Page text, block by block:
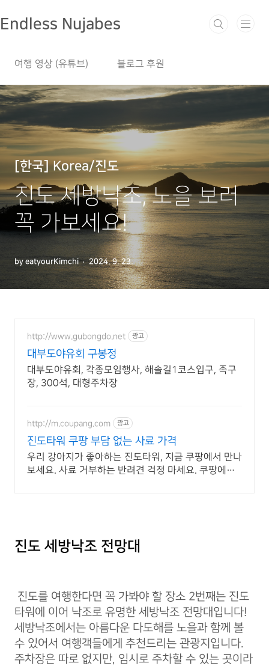
Endless Nujabes
여행 영상 (유튜브) 블로그 후원
[한국] Korea/진도
진도 세방낙조, 노을 보러
꼭 가보세요!
by eatyourKimchi 2024. 9. 23.
http://www.gubongdo.net 광고
대부도야유회 구봉정
대부도야유회, 각종모임행사, 해솔길1코스입구, 족구
장, 300석, 대형주차장
http://m.coupang.com 광고
진도타워 쿠팡 부담 없는 사료 가격
우리 강아지가 좋아하는 진도타워, 지금 쿠팡에서 만나
보세요. 사료 거부하는 반려견 걱정 마세요. 쿠팡에서
진도 세방낙조 전망대
진도를 여행한다면 꼭 가봐야 할 장소 2번째는 진도
타워에 이어 낙조로 유명한 세방낙조 전망대입니다!
세방낙조에서는 아름다운 다도해를 노을과 함께 볼
수 있어서 여행객들에게 추천드리는 관광지입니다.
주차장은 따로 없지만, 임시로 주차할 수 있는 곳이라